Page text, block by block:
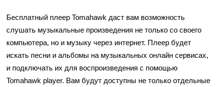
Бесплатный плеер Tomahawk даст вам возможность
слушать музыкальные произведения не только со своего
компьютера, но и музыку через интернет. Плеер будет
искать песни и альбомы на музыкальных онлайн сервисах,
и подключать их для воспроизведения с помощью
Tomahawk player. Вам будут доступны не только отдельные